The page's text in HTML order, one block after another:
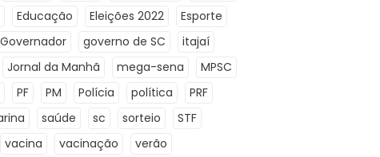
Educação Eleições 2022
Esporte
Governador governo de SC
itajaí
Jornal da Manhã mega-sena
MPSC
PF PM Polícia política
PRF
saúde sc sorteio
STF
vacina vacinação verão